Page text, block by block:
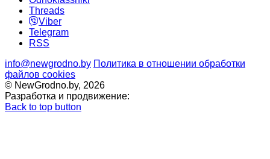
Threads
Viber
Telegram
RSS
info@newgrodno.by Политика в отношении обработки
файлов cookies
© NewGrodno.by, 2026
Разработка и продвижение:
Back to top button